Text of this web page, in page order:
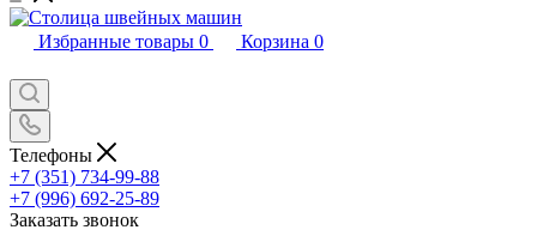
Избранные товары 0 Корзина 0
Телефоны
+7 (351) 734-99-88
+7 (996) 692-25-89
Заказать звонок